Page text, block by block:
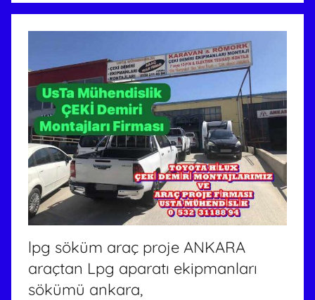
e
r
l
m
i
ş
lpg söküm araç proje ANKARA
araçtan Lpg aparatı ekipmanları
sökümü ankara,